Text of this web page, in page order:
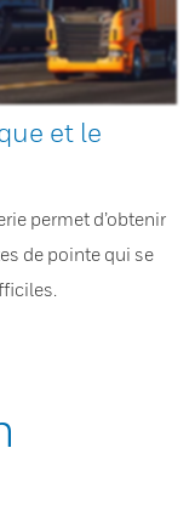
et le
permet d’obtenir
de pointe qui se